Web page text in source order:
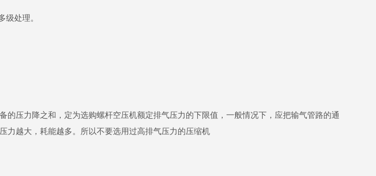
处理。
压力降之和，定为选购螺杆空压机额定排气压力的下限值，一般情况下，应把输气管路的通
力越大，耗能越多。所以不要选用过高排气压力的压缩机